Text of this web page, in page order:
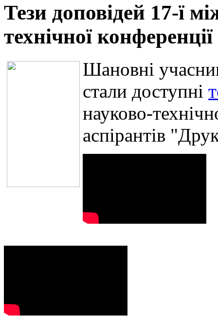
Тези доповідей 17-ї
технічної
Шановні
стали доступні
науково-
аспірантів